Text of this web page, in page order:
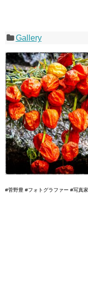
Gallery
#菅野豊 #フォトグラファー #写真